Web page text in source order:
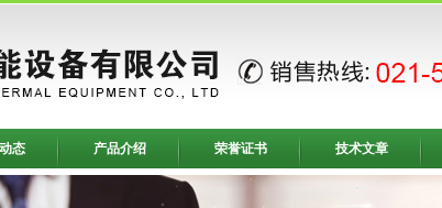
态 产品介绍 荣誉证书 技术文章